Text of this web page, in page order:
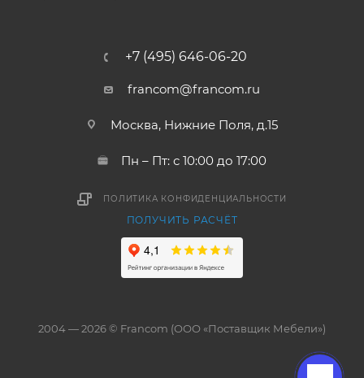
+7 (495) 646-06-20
francom@francom.ru
Москва, Нижние Поля, д.15
Пн – Пт: с 10:00 до 17:00
ПОЛИТИКА КОНФИДЕНЦИАЛЬНОСТИ
ПОЛУЧИТЬ РАСЧЁТ
2004 — 2026 © Francom (ООО «Поставщик Мебели»)